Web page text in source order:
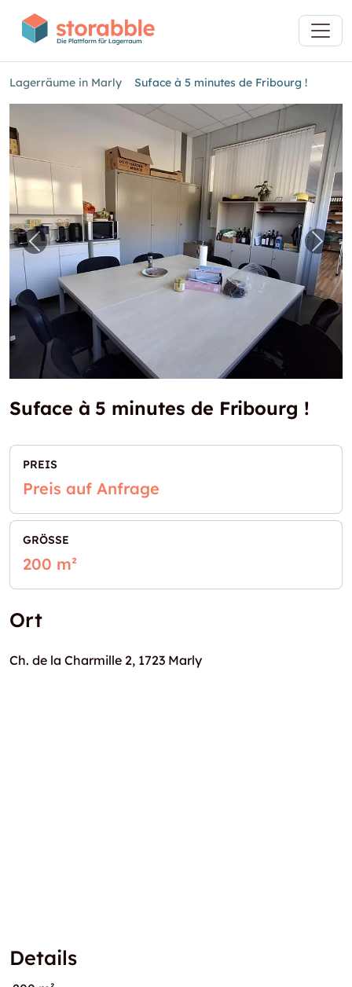
Lagerräume in Marly Suface à 5 minutes de Fribourg !
Vorheriges Bild für "Suface à 5 minutes de
Suface à 5 minutes de Fribourg !
PREIS
Preis auf Anfrage
GRÖSSE
200 m²
Ort
Ch. de la Charmille 2, 1723 Marly
Details